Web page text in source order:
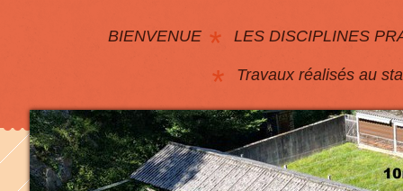
BIENVENUE LES DISCIPLINES
Travaux réalisés au